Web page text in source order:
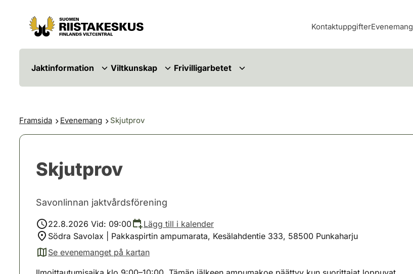
Hoppa till innehåll
Gå till webbplatskartan
KontaktuppgifterEvenemang
Jaktinformation Viltkunskap Frivilligarbetet
Framsida Evenemang Skjutprov
Skjutprov
Savonlinnan jaktvårdsförening
22.8.2026 Vid: 09:00
Lägg till i kalender
Södra Savolax | Pakkaspirtin ampumarata, Kesälahdentie 333, 58500 Punkaharju
Se evenemanget på kartan
(avautuu uuteen välilehteen)